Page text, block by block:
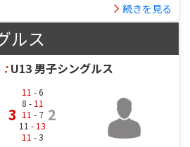
続きを見る
ルス
U13 男子シングルス
3
11 - 6
8 - 11
11 - 7
11 - 13
11 - 3
2